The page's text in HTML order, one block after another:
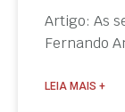
Artigo: As
Fernando
LEIA MAIS +